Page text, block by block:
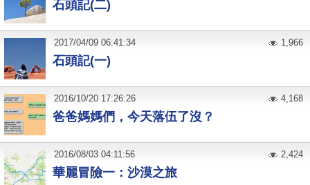
石頭記(二)
石頭記(一)
2017/04/09 06:41:34 1,966
爸爸媽媽們，今天落伍了沒？
2016/10/20 17:26:26 4,168
華麗冒險一：沙漠之旅
2016/08/03 04:11:56 2,424